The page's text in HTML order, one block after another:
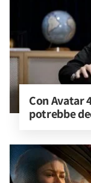
Con Avatar
potrebbe